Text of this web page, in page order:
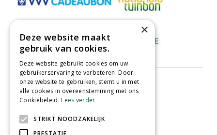
×
Deze website maakt
gebruik van cookies.
Deze website gebruikt cookies om uw
gebruikerservaring te verbeteren. Door
onze website te gebruiken, stemt u in met
alle cookies in overeenstemming met ons
Cookiebeleid.Lees verder
STRIKT NOODZAKELIJK
PRESTATIE